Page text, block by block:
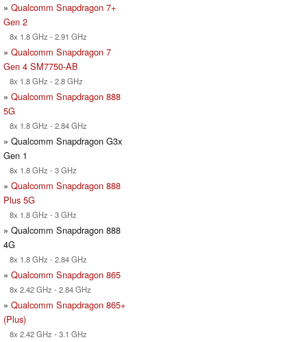
» Qualcomm Snapdragon 7+
Gen 2
8x 1.8 GHz - 2.91 GHz
» Qualcomm Snapdragon 7
Gen 4 SM7750-AB
8x 1.8 GHz - 2.8 GHz
» Qualcomm Snapdragon 888
5G
8x 1.8 GHz - 2.84 GHz
» Qualcomm Snapdragon G3x
Gen 1
8x 1.8 GHz - 3 GHz
» Qualcomm Snapdragon 888
Plus 5G
8x 1.8 GHz - 3 GHz
» Qualcomm Snapdragon 888
4G
8x 1.8 GHz - 2.84 GHz
» Qualcomm Snapdragon 865
8x 2.42 GHz - 2.84 GHz
» Qualcomm Snapdragon 865+
(Plus)
8x 2.42 GHz - 3.1 GHz